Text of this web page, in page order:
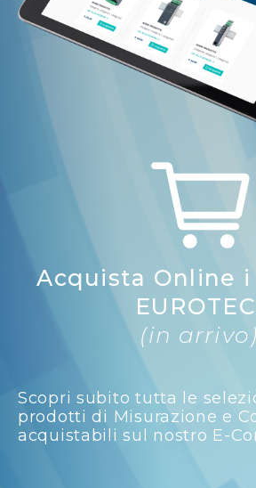
Acquista Online
(in arrivo)
Scopri subito tutta le
prodotti di Misurazione e
acquistabili sul nostro E-